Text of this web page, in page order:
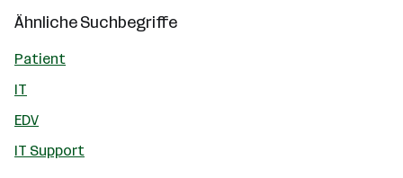
Ähnliche Suchbegriffe
Patient
IT
EDV
IT Support